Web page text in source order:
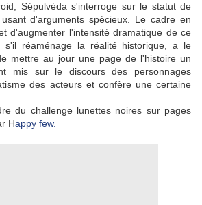
Sépulvéda s'interroge sur le statut de
d'arguments spécieux. Le cadre en
d'augmenter l'intensité dramatique de ce
s'il réaménage la réalité historique, a le
mettre au jour une page de l'histoire un
mis sur le discours des personnages
des acteurs et confère une certaine
du challenge lunettes noires sur pages
Happy few.